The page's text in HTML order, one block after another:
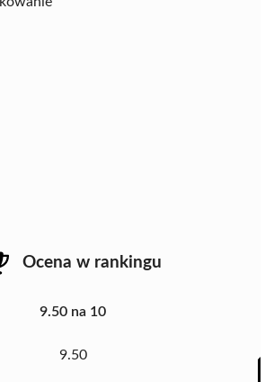
Ocena w rankingu
9.50 na 10
9.50